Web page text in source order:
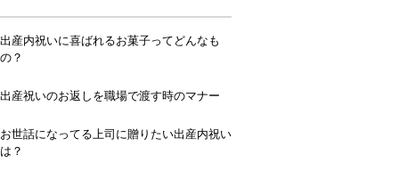
出産内祝いに喜ばれるお菓子ってどんなも
の？
出産祝いのお返しを職場で渡す時のマナー
お世話になってる上司に贈りたい出産内祝い
は？